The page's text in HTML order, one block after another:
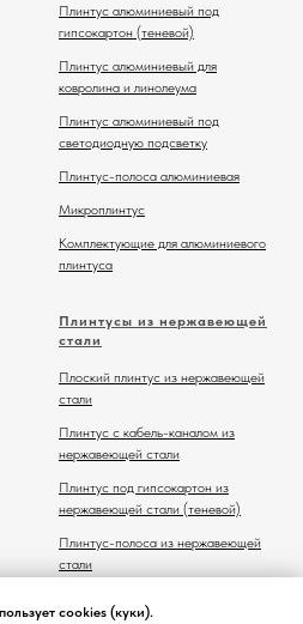
cookies (куки).
Плинтус алюминиевый под
гипсокартон (теневой)
Плинтус алюминиевый для
ковролина и линолеума
Плинтус алюминиевый под
светодиодную подсветку
Плинтус-полоса алюминиевая
Микроплинтус
Комплектующие для алюминиевого
плинтуса
Плинтусы из нержавеющей
стали
Плоский плинтус из нержавеющей
стали
Плинтус с кабель-каналом из
нержавеющей стали
Плинтус под гипсокартон из
нержавеющей стали (теневой)
Плинтус-полоса из нержавеющей
стали
нержавеющей стали